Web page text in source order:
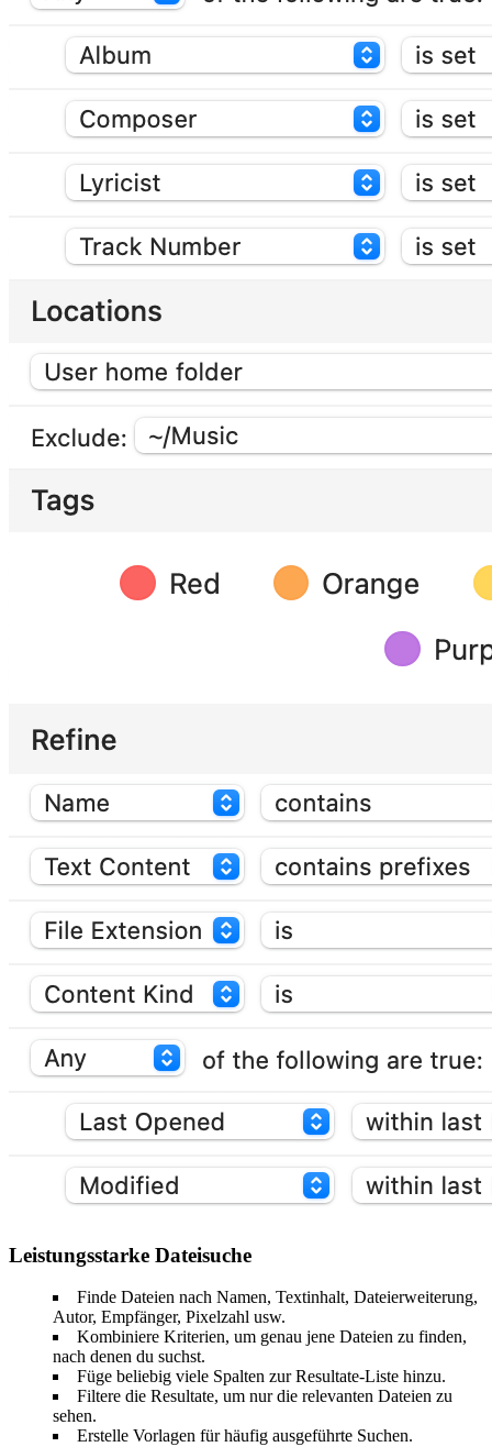
Leistungsstarke Dateisuche
Finde Dateien nach Namen, Textinhalt, Dateierweiterung,
Autor, Empfänger, Pixelzahl usw.
Kombiniere Kriterien, um genau jene Dateien zu finden,
nach denen du suchst.
Füge beliebig viele Spalten zur Resultate-Liste hinzu.
Filtere die Resultate, um nur die relevanten Dateien zu
sehen.
Erstelle Vorlagen für häufig ausgeführte Suchen.